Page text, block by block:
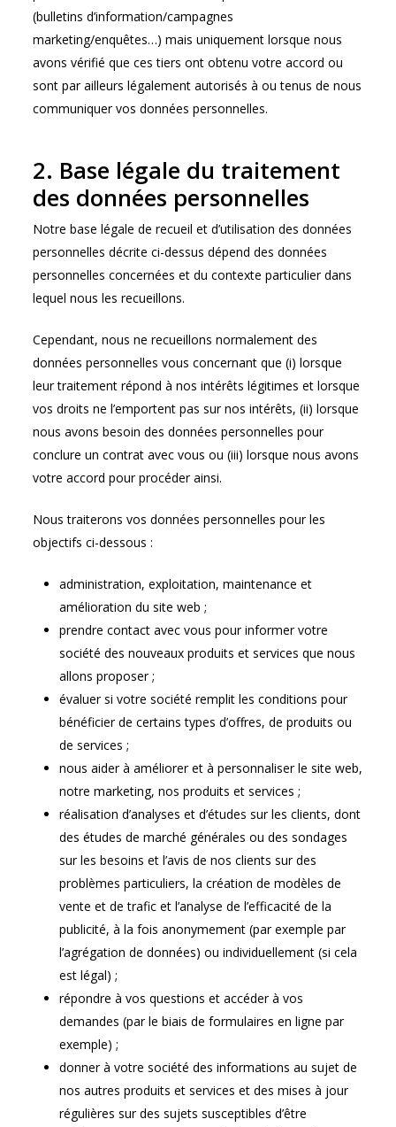
(bulletins d’information/campagnes
marketing/enquêtes…) mais uniquement lorsque nous
avons vérifié que ces tiers ont obtenu votre accord ou
sont par ailleurs légalement autorisés à ou tenus de nous
communiquer vos données personnelles.
2. Base légale du traitement
des données personnelles
Notre base légale de recueil et d’utilisation des données
personnelles décrite ci-dessus dépend des données
personnelles concernées et du contexte particulier dans
lequel nous les recueillons.
Cependant, nous ne recueillons normalement des
données personnelles vous concernant que (i) lorsque
leur traitement répond à nos intérêts légitimes et lorsque
vos droits ne l’emportent pas sur nos intérêts, (ii) lorsque
nous avons besoin des données personnelles pour
conclure un contrat avec vous ou (iii) lorsque nous avons
votre accord pour procéder ainsi.
Nous traiterons vos données personnelles pour les
objectifs ci-dessous :
administration, exploitation, maintenance et
amélioration du site web ;
prendre contact avec vous pour informer votre
société des nouveaux produits et services que nous
allons proposer ;
évaluer si votre société remplit les conditions pour
bénéficier de certains types d’offres, de produits ou
de services ;
nous aider à améliorer et à personnaliser le site web,
notre marketing, nos produits et services ;
réalisation d’analyses et d’études sur les clients, dont
des études de marché générales ou des sondages
sur les besoins et l’avis de nos clients sur des
problèmes particuliers, la création de modèles de
vente et de trafic et l’analyse de l’efficacité de la
publicité, à la fois anonymement (par exemple par
l’agrégation de données) ou individuellement (si cela
est légal) ;
répondre à vos questions et accéder à vos
demandes (par le biais de formulaires en ligne par
exemple) ;
donner à votre société des informations au sujet de
nos autres produits et services et des mises à jour
régulières sur des sujets susceptibles d’être